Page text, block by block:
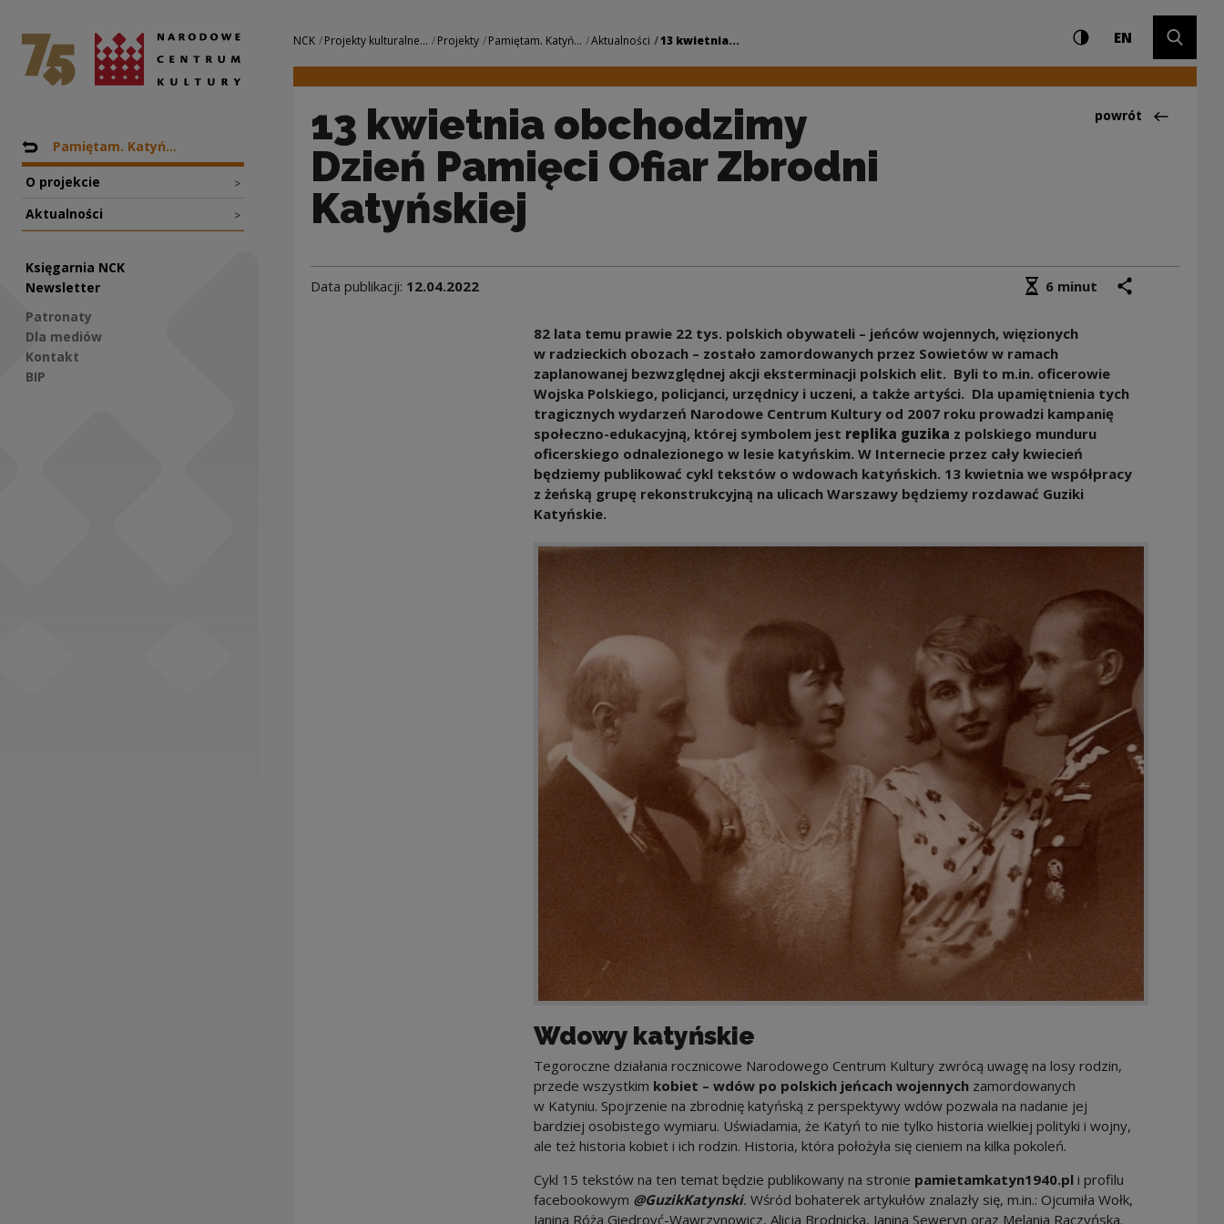
13 kwietnia obchodzimy Dzień Pamięci Ofiar Zbrodni
Narodowe Centrum Kultury
Nawigacja
Powrót do: Projekty
Pamiętam. Katyń...
O projekcie >
Aktualności >
Księgarnia NCK
Newsletter
Patronaty
Dla mediów
Kontakt
BIP
Nawigacja
NCK Projekty kulturalne... Projekty Pamiętam. Katyń... Aktualności 13 kwietnia... Ustawienia iWysoki kontrast
ENCHANGE
13 kwietnia obchodzimy
Dzień Pamięci Ofiar Zbrodni
Katyńskiej
Powrót
powrót
Data publikacji: 12.04.2022 Średni czas czytania
6 minut
82 lata temu prawie 22 tys. polskich obywateli – jeńców wojennych, więzionych
w radzieckich obozach – zostało zamordowanych przez Sowietów w ramach
zaplanowanej bezwzględnej akcji eksterminacji polskich elit. Byli to m.in. oficerowie
Wojska Polskiego, policjanci, urzędnicy i uczeni, a także artyści. Dla upamiętnienia tych
tragicznych wydarzeń Narodowe Centrum Kultury od 2007 roku prowadzi kampanię
społeczno-edukacyjną, której symbolem jest replika guzika z polskiego munduru
oficerskiego odnalezionego w lesie katyńskim. W Internecie przez cały kwiecień
będziemy publikować cykl tekstów o wdowach katyńskich. 13 kwietnia we współpracy
z żeńską grupę rekonstrukcyjną na ulicach Warszawy będziemy rozdawać Guziki
Katyńskie.
Wdowy katyńskie
Tegoroczne działania rocznicowe Narodowego Centrum Kultury zwrócą uwagę na losy rodzin,
przede wszystkim kobiet – wdów po polskich jeńcach wojennychzamordowanych
w Katyniu. Spojrzenie na zbrodnię katyńską z perspektywy wdów pozwala na nadanie jej
bardziej osobistego wymiaru. Uświadamia, że Katyń to nie tylko historia wielkiej polityki i wojny,
ale też historia kobiet i ich rodzin. Historia, która położyła się cieniem na kilka pokoleń.
Cykl 15 tekstów na ten temat będzie publikowany na stronie pamietamkatyn1940.pli profilu
facebookowym @GuzikKatynski. Wśród bohaterek artykułów znalazły się, m.in.: Ojcumiła Wołk,
Janina Róża Giedroyć-Wawrzynowicz, Alicja Brodnicka, Janina Seweryn oraz Melania Raczyńska.